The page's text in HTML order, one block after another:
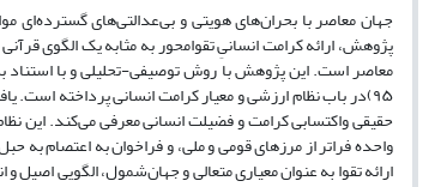
جهان معاصر با بحران‌های هویتی و بی‌عدالتی‌های گسترده‌ای
پژوهش، ارائه کرامت انسانیِ تقوامحور به مثابه یک الگوی
حقیقی واکتسابی کرامت و فضیلت انسانی معرفی می‌کند. این
واحده فراتر از مرزهای قومی و ملی، و فراخوان به اعتصام به
ارائه تقوا به عنوان معیاری متعالی و جهان‌شمول، الگویی